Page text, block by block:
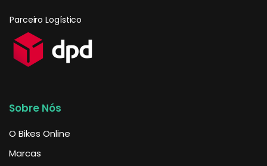
Parceiro Logístico
Sobre Nós
O Bikes Online
Marcas